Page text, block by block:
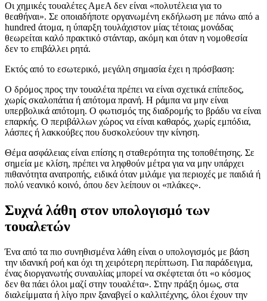
Οι χημικές τουαλέτες ΑμεΑ δεν είναι «πολυτέλεια για το
θεαθήναι». Σε οποιαδήποτε οργανωμένη εκδήλωση με πάνω από a
hundred άτομα, η ύπαρξη τουλάχιστον μίας τέτοιας μονάδας
θεωρείται καλό πρακτικό στάνταρ, ακόμη και όταν η νομοθεσία
δεν το επιβάλλει ρητά.
Εκτός από το εσωτερικό, μεγάλη σημασία έχει η πρόσβαση:
Ο δρόμος προς την τουαλέτα πρέπει να είναι σχετικά επίπεδος,
χωρίς σκαλοπάτια ή απότομα πρανή. Η ράμπα να μην είναι
υπερβολικά απότομη. Ο φωτισμός της διαδρομής το βράδυ να είναι
επαρκής. Ο περιβάλλων χώρος να είναι καθαρός, χωρίς εμπόδια,
λάσπες ή λακκούβες που δυσκολεύουν την κίνηση.
Θέμα ασφάλειας είναι επίσης η σταθερότητα της τοποθέτησης. Σε
σημεία με κλίση, πρέπει να ληφθούν μέτρα για να μην υπάρχει
πιθανότητα ανατροπής, ειδικά όταν μιλάμε για περιοχές με παιδιά ή
πολύ νεανικό κοινό, όπου δεν λείπουν οι «πλάκες».
Συχνά λάθη στον υπολογισμό των
τουαλετών
Ένα από τα πιο συνηθισμένα λάθη είναι ο υπολογισμός με βάση
την ιδανική ροή και όχι τη χειρότερη περίπτωση. Για παράδειγμα,
ένας διοργανωτής συναυλίας μπορεί να σκέφτεται ότι «ο κόσμος
δεν θα πάει όλοι μαζί στην τουαλέτα». Στην πράξη όμως, στα
διαλείμματα ή λίγο πριν ξαναβγεί ο καλλιτέχνης, όλοι έχουν την